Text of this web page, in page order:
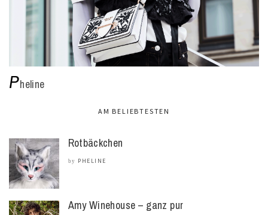
Pheline
AM BELIEBTESTEN
Rotbäckchen
by PHELINE
Amy Winehouse – ganz pur